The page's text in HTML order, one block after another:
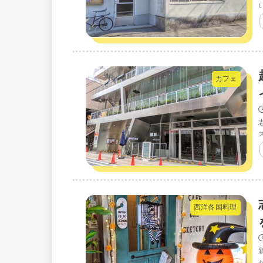
カフェ
西洋各国料理